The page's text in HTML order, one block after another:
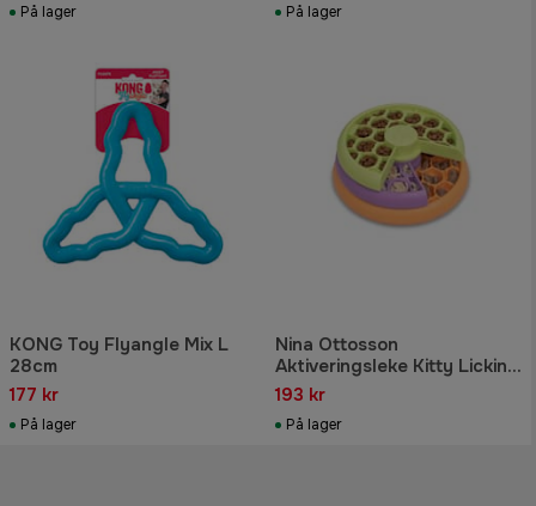
På lager På lager
KONG Toy Flyangle Mix L
28cm
177 kr
På lager
Nina Ottosson
Aktiveringsleke Kitty Lickin
Layers
193 kr
På lager